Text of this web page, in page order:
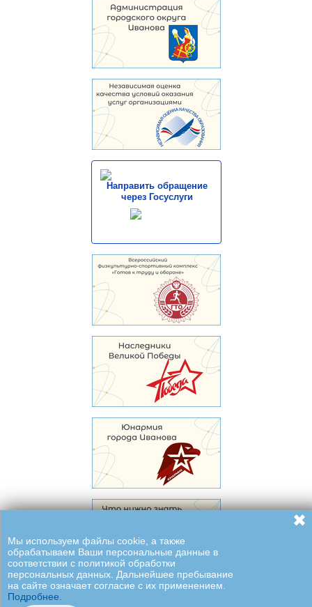
Направить обращение
через Госуслуги
Мы используем файлы cookie, а также
обрабатываем Ваши персональные данные в
соответствии с политикой обработки
персональных данных. Дальнейшее пребывание
на сайте означает согласие с их применением.
Подробнее.
✖